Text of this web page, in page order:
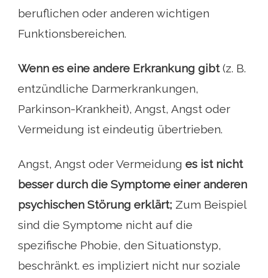
beruflichen oder anderen wichtigen
Funktionsbereichen.
Wenn es eine andere Erkrankung gibt(z. B.
entzündliche Darmerkrankungen,
Parkinson-Krankheit), Angst, Angst oder
Vermeidung ist eindeutig übertrieben.
Angst, Angst oder Vermeidung es ist nicht
besser durch die Symptome einer anderen
psychischen Störung erklärt; Zum Beispiel
sind die Symptome nicht auf die
spezifische Phobie, den Situationstyp,
beschränkt. es impliziert nicht nur soziale